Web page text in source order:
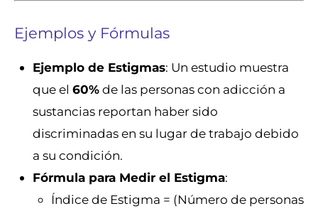
Ejemplos y Fórmulas
Ejemplo de Estigmas: Un estudio muestra
que el 60%de las personas con adicción a
sustancias reportan haber sido
discriminadas en su lugar de trabajo debido
a su condición.
Fórmula para Medir el Estigma:
Índice de Estigma = (Número de personas